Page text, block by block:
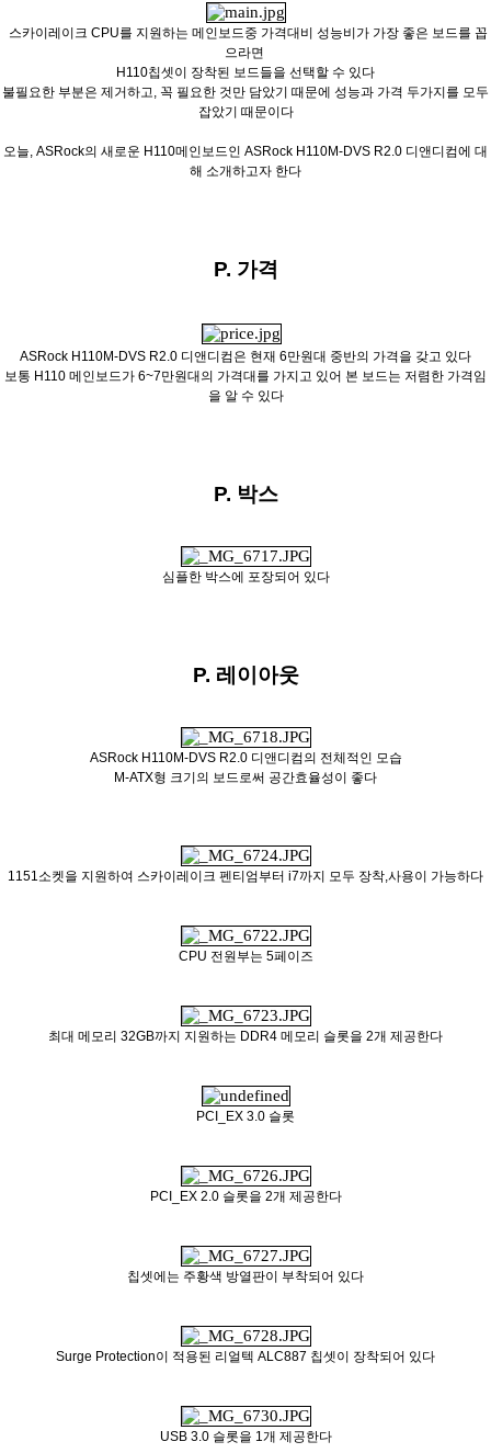
스카이레이크 CPU를 지원하는 메인보드중 가격대비 성능비가 가장 좋은 보드를 꼽
으라면
H110칩셋이 장착된 보드들을 선택할 수 있다
불필요한 부분은 제거하고, 꼭 필요한 것만 담았기 때문에 성능과 가격 두가지를 모두
잡았기 때문이다
오늘, ASRock의 새로운 H110메인보드인 ASRock H110M-DVS R2.0 디앤디컴에 대
해 소개하고자 한다
P. 가격
ASRock H110M-DVS R2.0 디앤디컴은 현재 6만원대 중반의 가격을 갖고 있다
보통 H110 메인보드가 6~7만원대의 가격대를 가지고 있어 본 보드는 저렴한 가격임
을 알 수 있다
P. 박스
심플한 박스에 포장되어 있다
P. 레이아웃
ASRock H110M-DVS R2.0 디앤디컴의 전체적인 모습
M-ATX형 크기의 보드로써 공간효율성이 좋다
1151소켓을 지원하여 스카이레이크 펜티엄부터 i7까지 모두 장착,사용이 가능하다
CPU 전원부는 5페이즈
최대 메모리 32GB까지 지원하는 DDR4 메모리 슬롯을 2개 제공한다
PCI_EX 3.0 슬롯
PCI_EX 2.0 슬롯을 2개 제공한다
칩셋에는 주황색 방열판이 부착되어 있다
Surge Protection이 적용된 리얼텍 ALC887 칩셋이 장착되어 있다
USB 3.0 슬롯을 1개 제공한다